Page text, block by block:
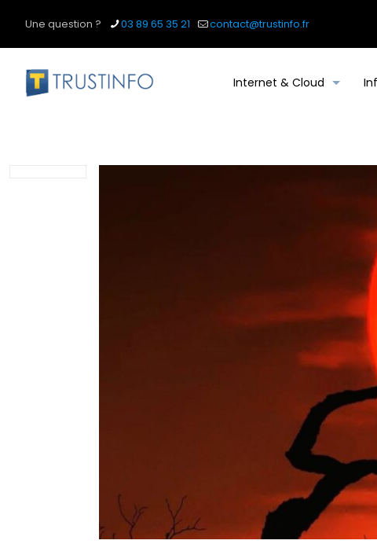
Une question ? 03 89 65 35 21 contact@trustinfo.fr
Internet & Cloud